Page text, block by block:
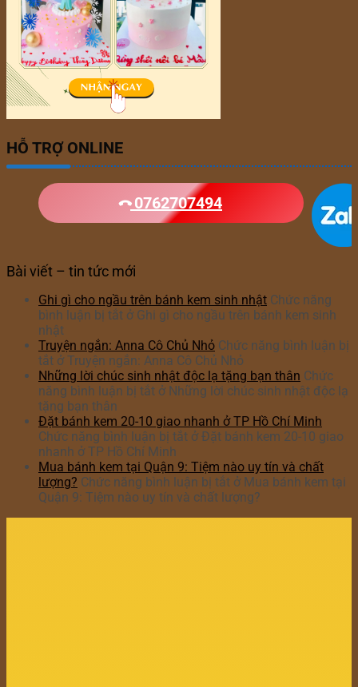
HỖ TRỢ ONLINE
0762707494
Bài viết – tin tức mới
Ghi gì cho ngầu trên bánh kem sinh nhật Chức năng
bình luận bị tắt ở Ghi gì cho ngầu trên bánh kem sinh
nhật
Truyện ngắn: Anna Cô Chủ Nhỏ Chức năng bình luận bị
tắt ở Truyện ngắn: Anna Cô Chủ Nhỏ
Những lời chúc sinh nhật độc lạ tặng bạn thân Chức
năng bình luận bị tắt ở Những lời chúc sinh nhật độc lạ
tặng bạn thân
Đặt bánh kem 20-10 giao nhanh ở TP Hồ Chí Minh
Chức năng bình luận bị tắt ở Đặt bánh kem 20-10 giao
nhanh ở TP Hồ Chí Minh
Mua bánh kem tại Quận 9: Tiệm nào uy tín và chất
lượng? Chức năng bình luận bị tắt ở Mua bánh kem tại
Quận 9: Tiệm nào uy tín và chất lượng?